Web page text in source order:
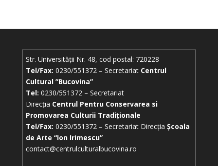
Str. Universității Nr. 48, cod postal: 720228
Tel/Fax: 0230/551372 – Secretariat Centrul
Cultural ”Bucovina”
Tel: 0230/551372 – Secretariat
Direcția Centrul Pentru Conservarea si
Promovarea Culturii Tradiționale
Tel/Fax: 0230/551372 – Secretariat Direcția Școala
de Arte “Ion Irimescu”
contact@centrulculturalbucovina.ro